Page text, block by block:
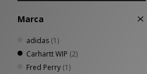
Marca
adidas (1)
Carhartt WIP (2)
Fred Perry (1)